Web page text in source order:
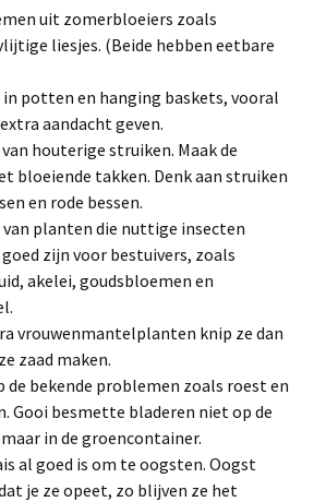
uit zomerbloeiers zoals
liesjes. (Beide hebben eetbare
potten en hanging baskets, vooral
aandacht geven.
houterige struiken. Maak de
bloeiende takken. Denk aan struiken
en rode bessen.
van planten die nuttige insecten
zijn voor bestuivers, zoals
akelei, goudsbloemen en
vrouwenmantelplanten knip ze dan
zaad maken.
de bekende problemen zoals roest en
Gooi besmette bladeren niet op de
in de groencontainer.
al goed is om te oogsten. Oogst
je ze opeet, zo blijven ze het